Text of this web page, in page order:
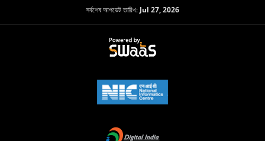
সর্বশেষ আপডেট তারিখ: Jul 27, 2026